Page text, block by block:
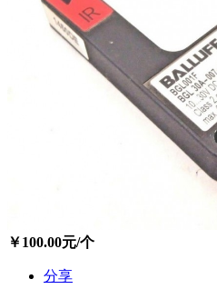
￥100.00元/个
分享